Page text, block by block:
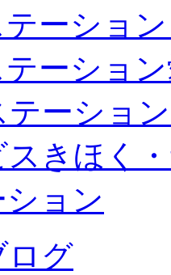
ーショ
ーショ
テーショ
きほく
ョン
ログ